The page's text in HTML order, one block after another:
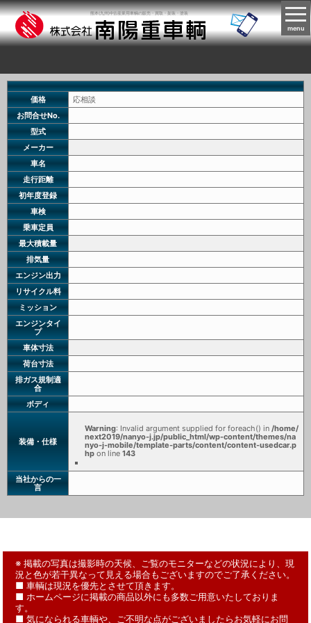
熊本(九州)中古産業用車輌の販売・買取・架装・塗装
menu
価格
応相談
お問合せNo.
型式
メーカー
車名
走行距離
初年度登録
車検
乗車定員
最大積載量
排気量
エンジン出力
リサイクル料
ミッション
エンジンタイ
プ
車体寸法
荷台寸法
排ガス規制適
合
ボディ
装備・仕様
Warning: Invalid argument supplied for foreach() in/home/
next2019/nanyo-j.jp/public_html/wp-content/themes/na
nyo-j-mobile/template-parts/content/content-usedcar.p
hp on line143
当社からの一
言
※ 掲載の写真は撮影時の天候、ご覧のモニターなどの状況により、現
況と色が若干異なって見える場合もございますのでご了承ください。
■ 車輌は現況を優先とさせて頂きます。
■ ホームページに掲載の商品以外にも多数ご用意いたしておりま
す。
■ 気になられる車輌や、ご不明な点がございましたらお気軽にお問